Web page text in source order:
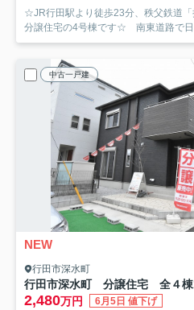
☆JR行田駅より徒歩23分、秩父鉄道
分譲住宅の4号棟です☆ 南東道路で
中古一戸建
NEW
行田市深水町
行田市深水町 分譲住宅 全４棟
2,480万円 6月5日 値下げ